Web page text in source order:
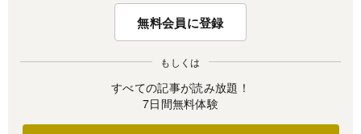
無料会員に登録
もしくは
すべての記事が読み放題！
7日間無料体験